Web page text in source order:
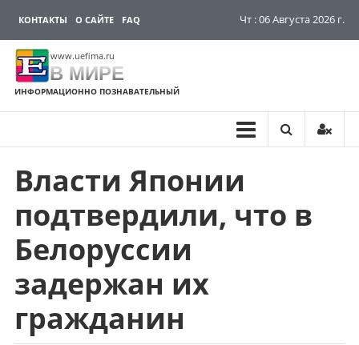
КОНТАКТЫ О САЙТЕ FAQ Чт : 06 Августа 2026 г.
www.uefima.ru
В МИРЕ
ИНФОРМАЦИОННО ПОЗНАВАТЕЛЬНЫЙ
Перейти
содержимому
Власти Японии
подтвердили, что в
Белоруссии
задержан их
гражданин